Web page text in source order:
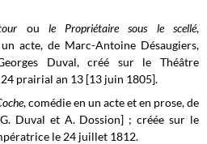
ou le Propriétaire sous le scellé,
acte, de Marc-Antoine Désaugiers,
Duval, créé sur le Théâtre
prairial an 13 [13 juin 1805].
, comédie en un acte et en prose, de
Duval et A. Dossion] ; créée sur le
le 24 juillet 1812.